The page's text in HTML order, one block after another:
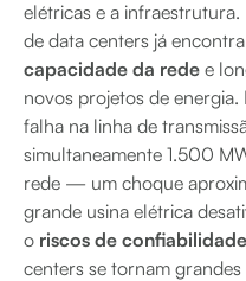
elétricas e a
de data centers já
capacidade da rede e
novos projetos de
falha na linha de
simultaneamente 1.500
rede — um choque
grande usina elétrica
o riscos de
centers se tornam